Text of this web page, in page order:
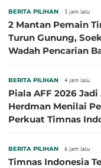
BERITA PILIHAN 3 jam lalu
2 Mantan Pemain
Turun Gunung,
Wadah Pencarian
BERITA PILIHAN 4 jam lalu
Piala AFF 2026
Herdman Menilai
Perkuat Timnas
BERITA PILIHAN 6 jam lalu
Timnas Indonesia